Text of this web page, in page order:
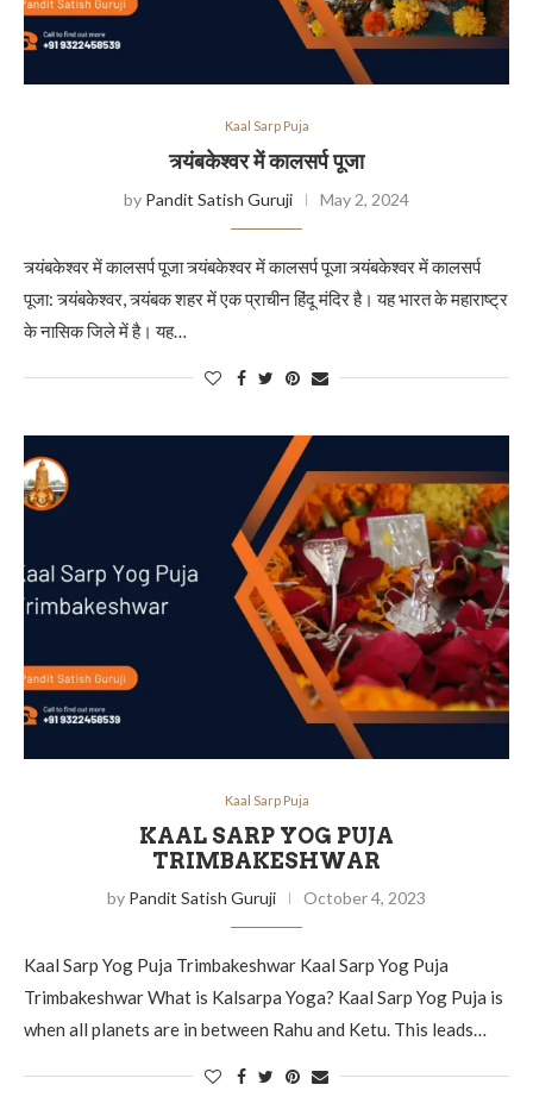
Kaal Sarp Puja
त्र्यंबकेश्वर में कालसर्प पूजा
by Pandit Satish Guruji May 2, 2024
त्र्यंबकेश्वर में कालसर्प पूजा त्र्यंबकेश्वर में कालसर्प पूजा त्र्यंबकेश्वर में कालसर्प
पूजा: त्र्यंबकेश्वर, त्र्यंबक शहर में एक प्राचीन हिंदू मंदिर है। यह भारत के महाराष्ट्र
के नासिक जिले में है। यह…
Kaal Sarp Puja
KAAL SARP YOG PUJA
TRIMBAKESHWAR
by Pandit Satish Guruji October 4, 2023
Kaal Sarp Yog Puja Trimbakeshwar Kaal Sarp Yog Puja
Trimbakeshwar What is Kalsarpa Yoga? Kaal Sarp Yog Puja is
when all planets are in between Rahu and Ketu. This leads…